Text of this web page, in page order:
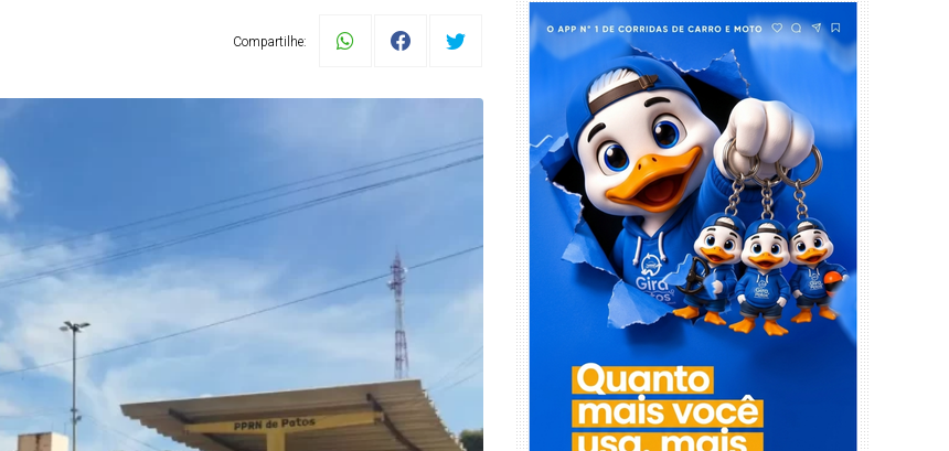
Compartilhe: